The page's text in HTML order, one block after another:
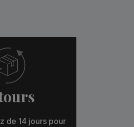
de 14 jours pour